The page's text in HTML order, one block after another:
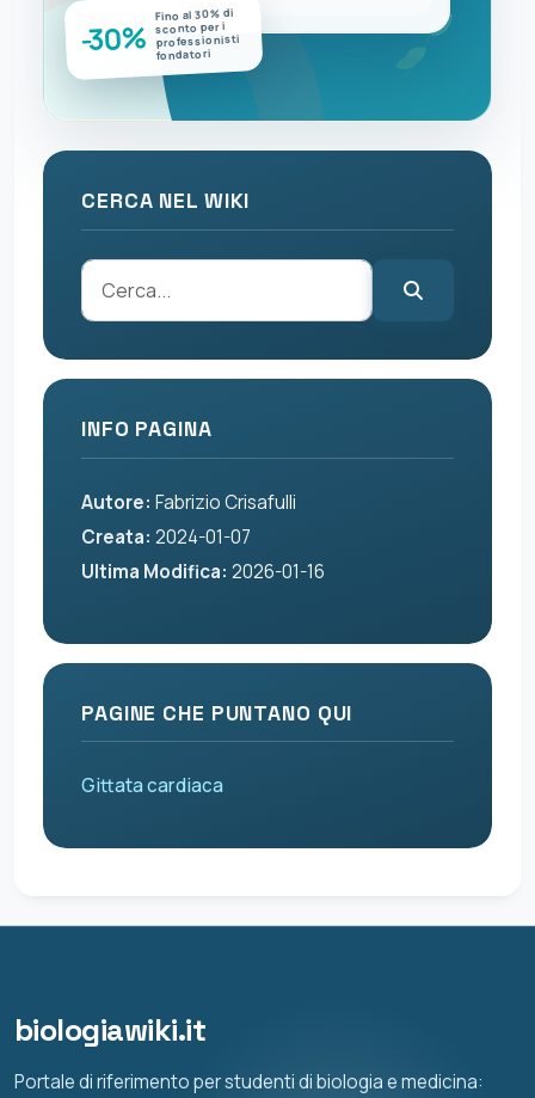
-30%
Fino al 30% di
sconto per i
professionisti
fondatori
CERCA NEL WIKI
INFO PAGINA
Autore: Fabrizio Crisafulli
Creata: 2024-01-07
Ultima Modifica: 2026-01-16
PAGINE CHE PUNTANO QUI
Gittata cardiaca
biologiawiki.it
Portale di riferimento per studenti di biologia e medicina: